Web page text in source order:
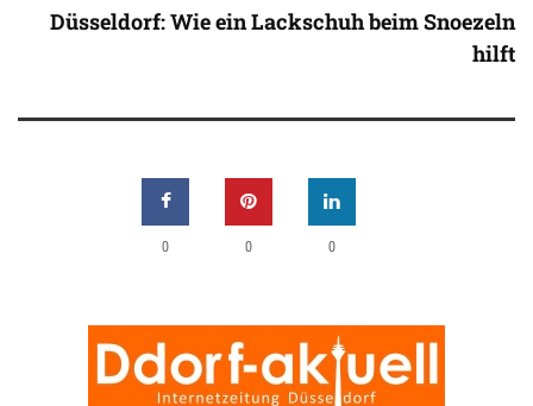
Düsseldorf: Wie ein Lackschuh beim Snoezeln
hilft
0 0 0